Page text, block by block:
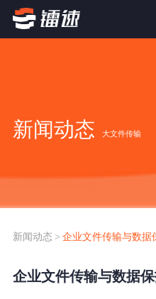
FTP替代升级
SDK传输应用集成
案例
新闻动态
新闻动态 大文件传输
新闻动态 > 企业文件传输与数据
企业文件传输与数据